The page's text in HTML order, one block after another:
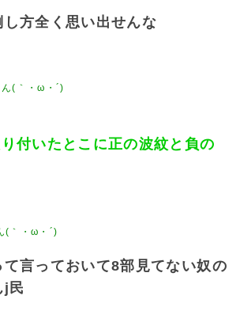
方全く思い出せんな
付いたとこに正の波紋と負の
て言っておいて8部見てない奴の
j民